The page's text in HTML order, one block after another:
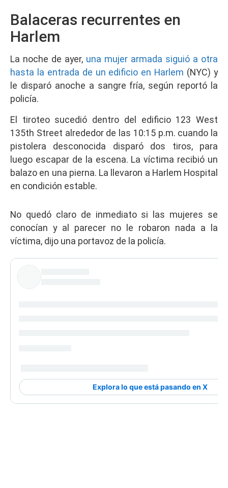
Balaceras recurrentes en
Harlem
La noche de ayer, una mujer armada siguió a otra
hasta la entrada de un edificio en Harlem (NYC) y
le disparó anoche a sangre fría, según reportó la
policía.
El tiroteo sucedió dentro del edificio 123 West
135th Street alrededor de las 10:15 p.m. cuando la
pistolera desconocida disparó dos tiros, para
luego escapar de la escena. La víctima recibió un
balazo en una pierna. La llevaron a Harlem Hospital
en condición estable.
No quedó claro de inmediato si las mujeres se
conocían y al parecer no le robaron nada a la
víctima, dijo una portavoz de la policía.